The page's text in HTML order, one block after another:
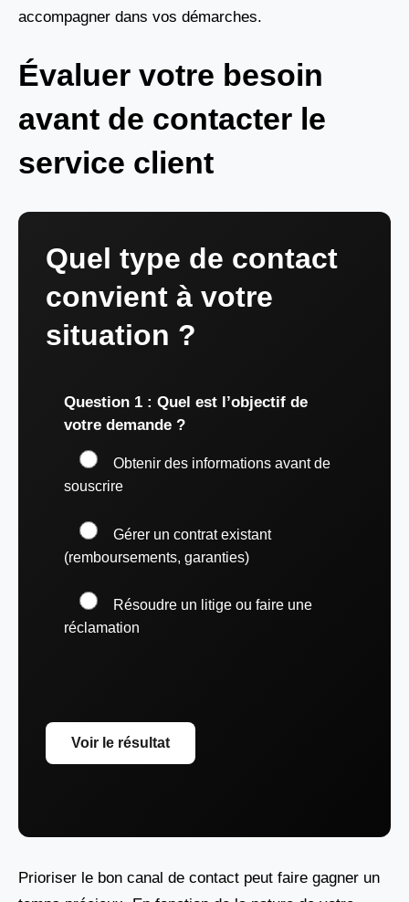
accompagner dans vos démarches.
Évaluer votre besoin
avant de contacter le
service client
Quel type de contact
convient à votre
situation ?
Question 1 : Quel est l’objectif de
votre demande ?
Obtenir des informations avant de
souscrire
Gérer un contrat existant
(remboursements, garanties)
Résoudre un litige ou faire une
réclamation
Voir le résultat
Prioriser le bon canal de contact peut faire gagner un